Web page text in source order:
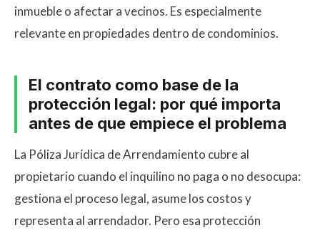
inmueble o afectar a vecinos. Es especialmente
relevante en propiedades dentro de condominios.
El contrato como base de la
protección legal: por qué importa
antes de que empiece el problema
La Póliza Jurídica de Arrendamiento cubre al
propietario cuando el inquilino no paga o no desocupa:
gestiona el proceso legal, asume los costos y
representa al arrendador. Pero esa protección